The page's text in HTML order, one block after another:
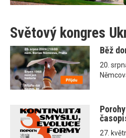
Světový kongres
Běž
20.
27.